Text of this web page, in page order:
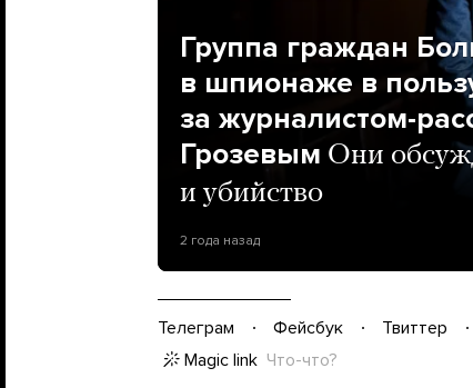
Группа граждан
в шпионаже в
за журналистом-
Грозевым Они
и убийство
2 года назад
Телеграм Фейсбук Твиттер
Magic link Что-что?